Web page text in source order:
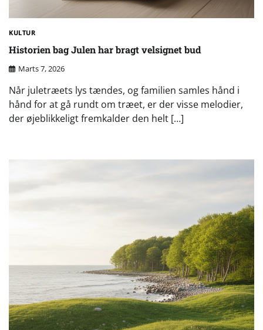
KULTUR
Historien bag Julen har bragt velsignet bud
Marts 7, 2026
Når juletræets lys tændes, og familien samles hånd i
hånd for at gå rundt om træet, er der visse melodier,
der øjeblikkeligt fremkalder den helt […]